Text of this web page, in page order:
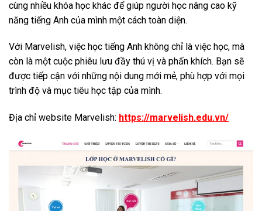
cùng nhiều khóa học khác để giúp người học nâng cao kỹ
năng tiếng Anh của mình một cách toàn diện.
Với Marvelish, việc học tiếng Anh không chỉ là việc học, mà
còn là một cuộc phiêu lưu đầy thú vị và phấn khích. Bạn sẽ
được tiếp cận với những nội dung mới mẻ, phù hợp với mọi
trình độ và mục tiêu học tập của mình.
Địa chỉ website Marvelish: https://marvelish.edu.vn/